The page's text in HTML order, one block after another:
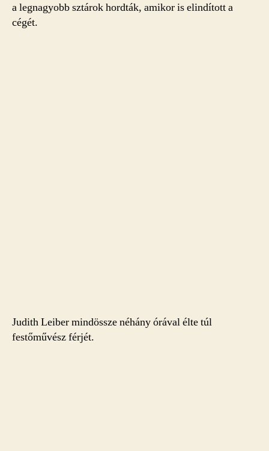
a legnagyobb sztárok hordták, amikor is elindított a
cégét.
Judith Leiber mindössze néhány órával élte túl
festőművész férjét.